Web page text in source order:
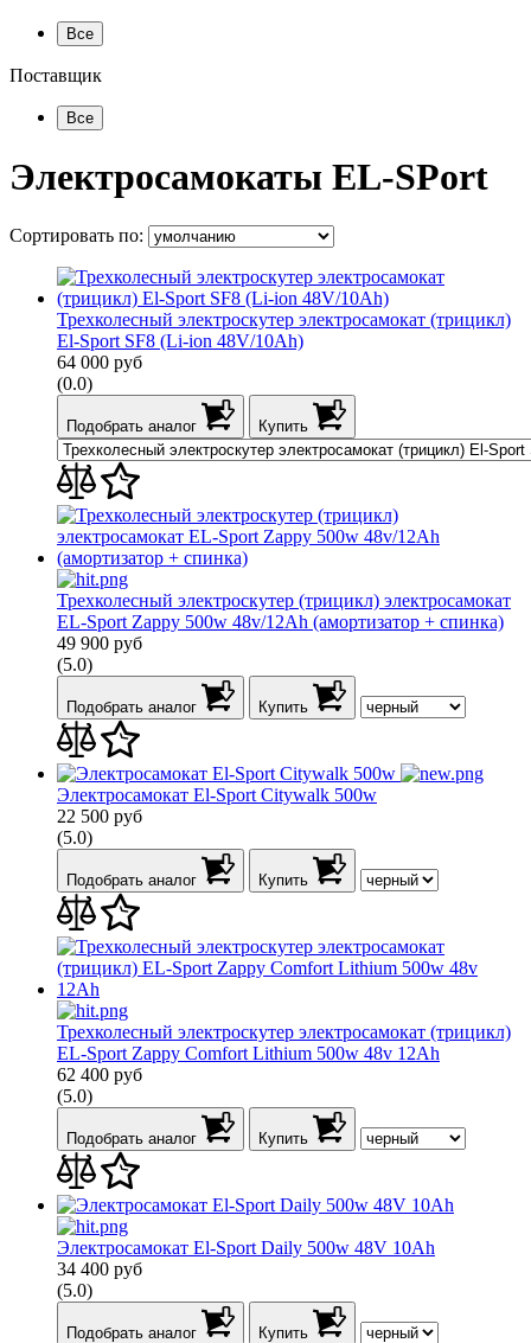
Все
Поставщик
Все
Электросамокаты EL-SPort
Сортировать по:
Трехколесный электроскутер электросамокат (трицикл)
El-Sport SF8 (Li-ion 48V/10Ah)
64 000 руб
(0.0)
Подобрать аналог Купить
Трехколесный электроскутер (трицикл) электросамокат
EL-Sport Zappy 500w 48v/12Ah (амортизатор + спинка)
49 900 руб
(5.0)
Подобрать аналог Купить
Электросамокат El-Sport Citywalk 500w
22 500 руб
(5.0)
Подобрать аналог Купить
Трехколесный электроскутер электросамокат (трицикл)
EL-Sport Zappy Comfort Lithium 500w 48v 12Ah
62 400 руб
(5.0)
Подобрать аналог Купить
Электросамокат El-Sport Daily 500w 48V 10Ah
34 400 руб
(5.0)
Подобрать аналог Купить